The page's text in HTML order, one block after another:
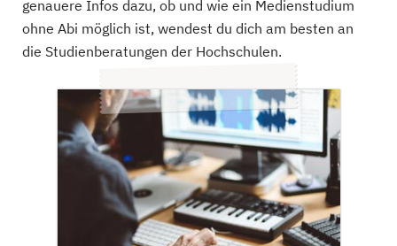
genauere Infos dazu, ob und wie ein Medienstudium
ohne Abi möglich ist, wendest du dich am besten an
die Studienberatungen der Hochschulen.